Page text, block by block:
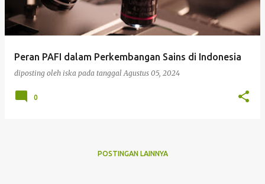
n
Peran PAFI dalam Perkembangan Sains di Indonesia
diposting oleh iska pada tanggalAgustus 05, 2024
0
POSTINGAN LAINNYA